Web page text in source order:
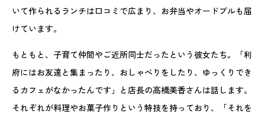
いて作られるランチは口コミで広まり、お弁当やオードブルも届
けています。
もともと、子育て仲間やご近所同士だったという彼女たち。「利
府にはお友達と集まったり、おしゃべりをしたり、ゆっくりでき
るカフェがなかったんです」と店長の高橋美香さんは話します。
それぞれが料理やお菓子作りという特技を持っており、「それを